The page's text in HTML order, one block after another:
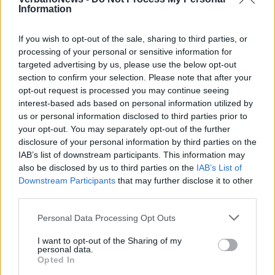
Information
If you wish to opt-out of the sale, sharing to third parties, or
processing of your personal or sensitive information for
targeted advertising by us, please use the below opt-out
section to confirm your selection. Please note that after your
opt-out request is processed you may continue seeing
interest-based ads based on personal information utilized by
us or personal information disclosed to third parties prior to
your opt-out. You may separately opt-out of the further
disclosure of your personal information by third parties on the
IAB’s list of downstream participants. This information may
also be disclosed by us to third parties on the IAB’s List of
Downstream Participants that may further disclose it to other
Personal Data Processing Opt Outs
I want to opt-out of the Sharing of my
personal data.
Opted In
esperienza che non si registra in altre
province italiane, ma ora anche una web
radio televisiva. Un grande passo avanti per
la radio e per le scuole».
Castronno
Tutti gli eventi
diagosto
PIÙ INFORMAZIONI SU